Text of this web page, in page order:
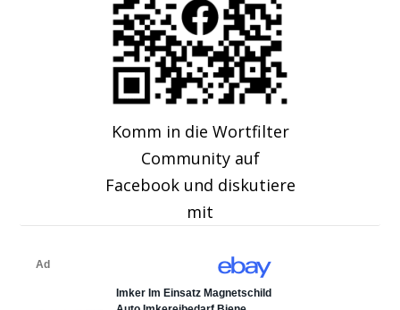
Komm in die Wortfilter
Community auf
Facebook und diskutiere
mit